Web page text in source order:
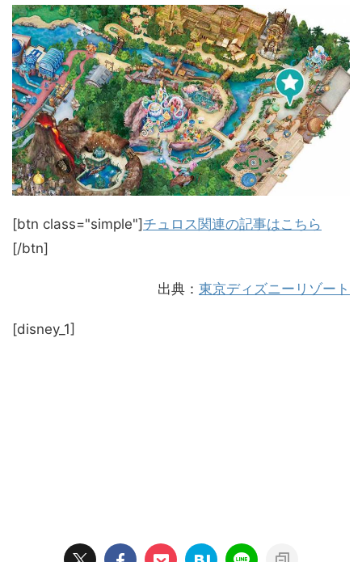
[btn class="simple"]チュロス関連の記事はこちら
[/btn]
出典： 東京ディズニーリゾート
[disney_1]